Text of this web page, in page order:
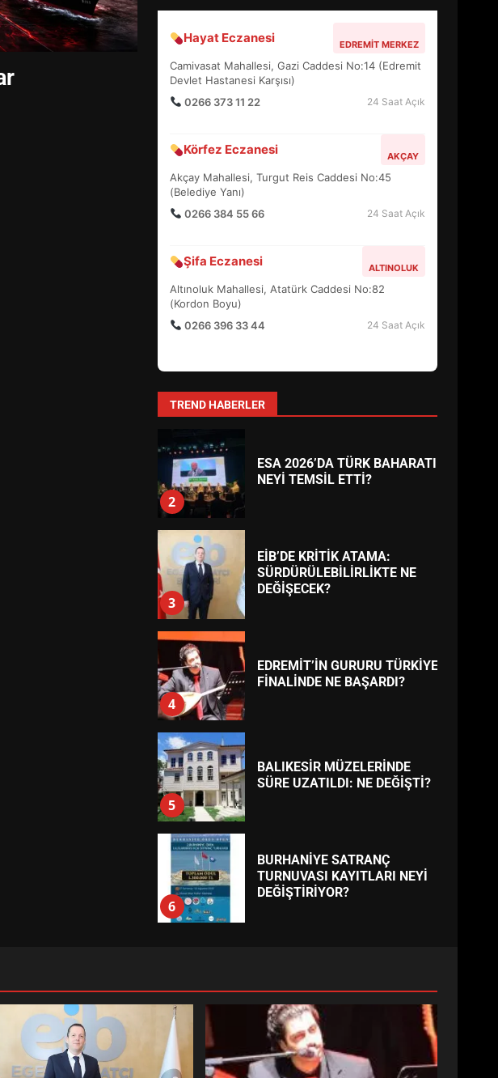
Hayat Eczanesi EDREMIT MERKEZ
Camivasat Mahallesi, Gazi Caddesi No:14 (Edremit
Devlet Hastanesi Karşısı)
0266 373 11 22
24 Saat Açık
Körfez Eczanesi AKÇAY
Akçay Mahallesi, Turgut Reis Caddesi No:45
(Belediye Yanı)
0266 384 55 66
24 Saat Açık
Şifa Eczanesi ALTINOLUK
Altınoluk Mahallesi, Atatürk Caddesi No:82
(Kordon Boyu)
0266 396 33 44
24 Saat Açık
TREND HABERLER
5
BALIKESİR MÜZELERİNDE
SÜRE UZATILDI: NE DEĞİŞTİ?
6
BURHANİYE SATRANÇ
DEĞİŞTİRİYOR?
7
BURHANİYE
BELEDİYESPOR’DA YENİ
YÖNETİM NASIL ŞEKİLLENDİ?
1
HAREKETE GEÇİYOR: GÖZLER
2
ESA 2026’DA TÜRK BAHARATI
NEYİ TEMSİL ETTİ?
3
EİB’DE KRİTİK ATAMA:
SÜRDÜRÜLEBİLİRLİKTE NE
DEĞİŞECEK?
4
EDREMİT’İN GURURU TÜRKİYE
FİNALİNDE NE BAŞARDI?
5
BALIKESİR MÜZELERİNDE
SÜRE UZATILDI: NE DEĞİŞTİ?
6
BURHANİYE SATRANÇ
TURNUVASI KAYITLARI NEYİ
DEĞİŞTİRİYOR?
7
YÖNETİM NASIL ŞEKİLLENDİ?
AYVALIK SU MİRASI İÇİN